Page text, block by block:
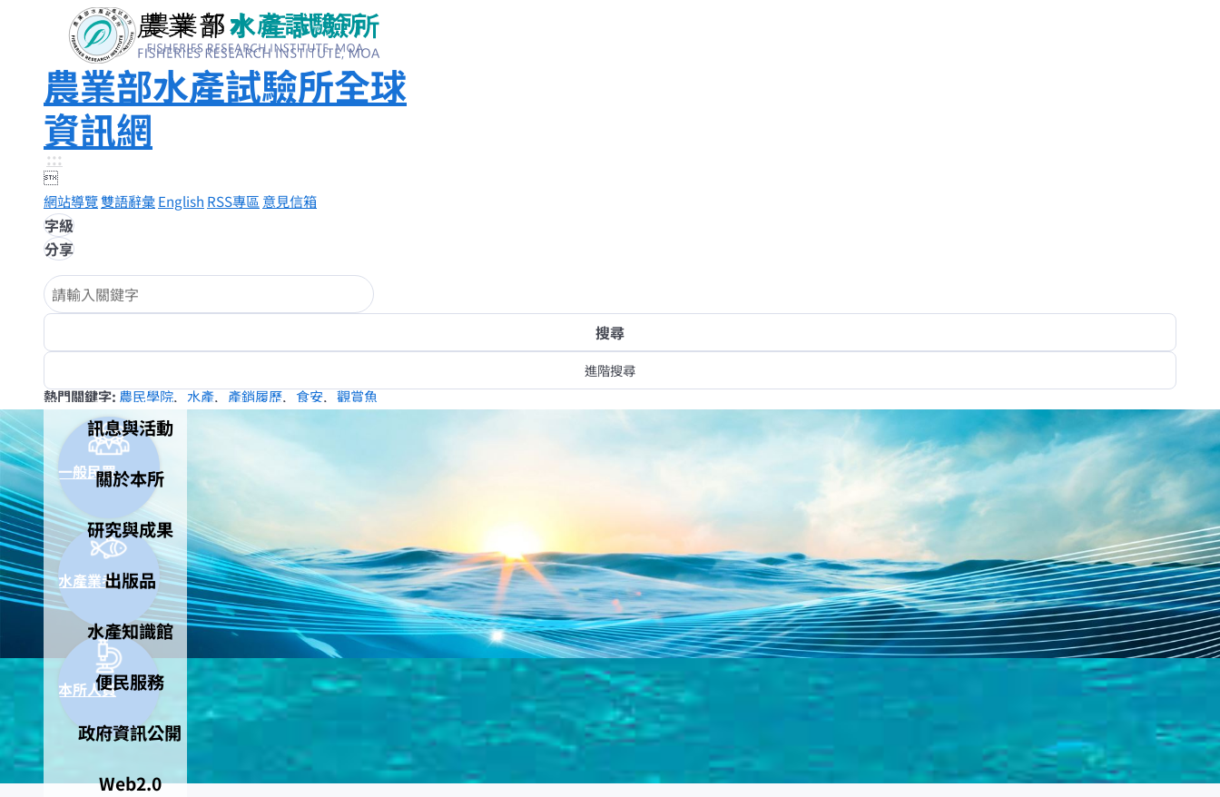
農業部水產試驗所全球
資訊網
:::

網站導覽雙語辭彙English RSS專區 意見信箱
字級
分享
熱門關鍵字 農民學院 水產 產銷履歷 食安 觀賞魚
訊息與活動
關於本所
研究與成果
出版品
水產知識館
便民服務
政府資訊公開
Web2.0
一般民眾
水產業者
本所人員